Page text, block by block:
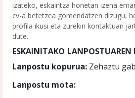
izateko, eskaintza honetan izena
cv-a betetzea gomendatzen dizugu,
profila ikusi eta zurekin kontaktuan
dute.
ESKAINITAKO LANPOSTUAREN
Lanpostu kopurua:Zehaztu
Lanpostu mota: